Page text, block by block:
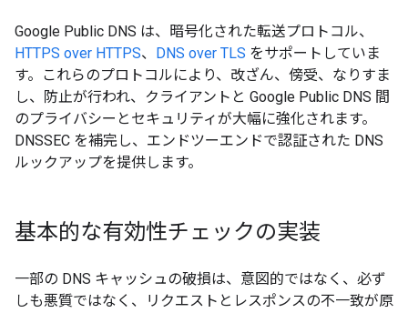
Google Public DNS は、暗号化された転送プロトコル、
HTTPS over HTTPS、 DNS over TLS をサポートしていま
す。これらのプロトコルにより、改ざん、傍受、なりすま
し、防止が行われ、クライアントと Google Public DNS 間
のプライバシーとセキュリティが大幅に強化されます。
DNSSEC を補完し、エンドツーエンドで認証された DNS
ルックアップを提供します。
基本的な有効性チェックの実装
一部の DNS キャッシュの破損は、意図的ではなく、必ず
しも悪質ではなく、リクエストとレスポンスの不一致が原